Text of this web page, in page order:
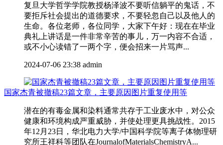
复旦大学哲学学院教授杨泽波不要听信躺平的鬼话，不
要拒斥社会提出的道德要求，不要轻忽自己以及他人的
生命。各位老师，各位同学，大家下午好：现在在毕业
典礼上讲话是一件非常辛苦的事儿，万一内容不合适，
或不小心读错了一两个字，便会招来一片骂声...
2024-07-06 23:38 admin
国家杰青被撤稿23篇文章，主要原因图片重复使用等
潜在的有毒金属和染料通常共存于工业废水中，对公众
健康和环境构成严重威胁，并使处理更具挑战性。2015
年12月23日，华北电力大学/中国科学院等离子体物理研
究所王祥科等团队在JournalofMaterialsChemistryA...